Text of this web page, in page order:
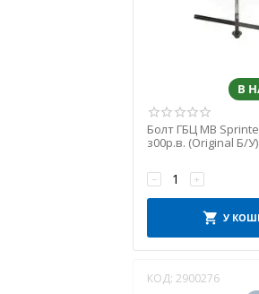
В
Болт ГБЦ MB
з00р.в. (Original Б/У)
+
−
У
КОД: 2900276